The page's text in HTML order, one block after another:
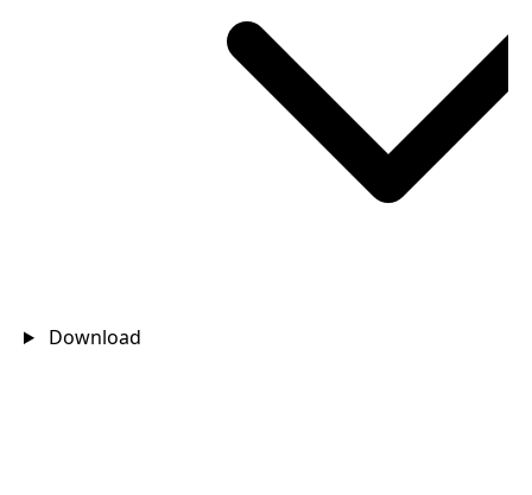
Download